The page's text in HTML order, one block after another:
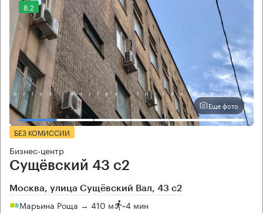
8.2
Еще фото
БЕЗ КОМИССИИ
Бизнес-центр
Сущёвский 43 с2
Москва, улица Сущёвский Вал, 43 с2
Марьина Роща → 410 м ~4 мин